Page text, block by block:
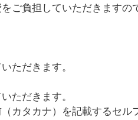
ご負担していただきますの
ただきます。
ただきます。
カタカナ）を記載するセル